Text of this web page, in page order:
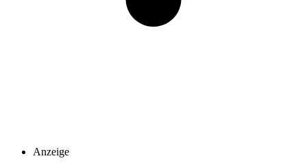
Anzeige